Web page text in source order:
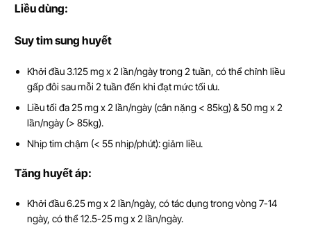
Liều dùng:
Suy tim sung huyết
Khởi đầu 3.125 mg x 2 lần/ngày trong 2 tuần, có thể chỉnh liều
gấp đôi sau mỗi 2 tuần đến khi đạt mức tối ưu.
Liều tối đa 25 mg x 2 lần/ngày (cân nặng < 85kg) & 50 mg x 2
lần/ngày (> 85kg).
Nhịp tim chậm (< 55 nhịp/phút): giảm liều.
Tăng huyết áp:
Khởi đầu 6.25 mg x 2 lần/ngày, có tác dụng trong vòng 7-14
ngày, có thể 12.5-25 mg x 2 lần/ngày.